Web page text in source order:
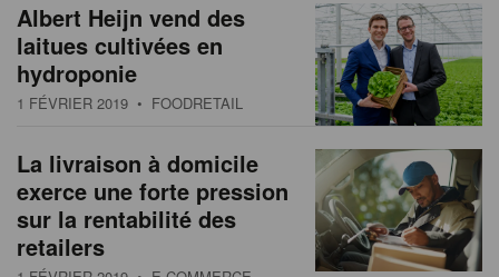
Albert Heijn vend des
laitues cultivées en
hydroponie
1 FÉVRIER 2019 • FOODRETAIL
La livraison à domicile
exerce une forte pression
sur la rentabilité des
retailers